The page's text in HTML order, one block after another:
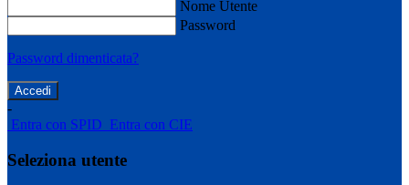
Nome Utente
Password
Password dimenticata?
-
Entra con SPID Entra con CIE
Seleziona utente